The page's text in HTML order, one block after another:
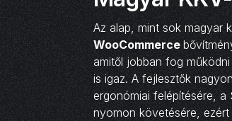
Az alap, mint sok magyar
WooCommerce
amitől jobban fog
is igaz. A fejlesztők
ergonómiai felépítésére,
nyomon követésére,